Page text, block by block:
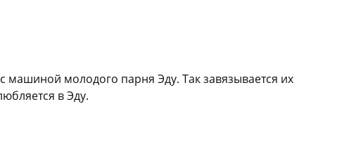
машиной молодого парня Эду. Так завязывается их
в Эду.